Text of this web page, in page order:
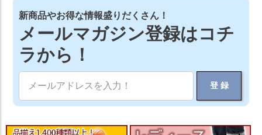
新商品やお得な情報盛りだくさん！
メールマガジン登録はコチ
ラから！